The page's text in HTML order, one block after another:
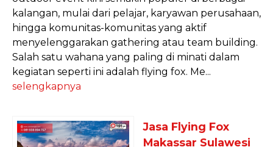
kalangan, mulai dari pelajar, karyawan perusahaan,
hingga komunitas-komunitas yang aktif
menyelenggarakan gathering atau team building.
Salah satu wahana yang paling di minati dalam
kegiatan seperti ini adalah flying fox. Me...
selengkapnya
Jasa Flying Fox
Makassar Sulawesi